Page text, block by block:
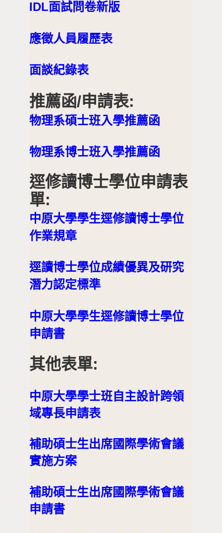
IDL面試問卷新版
應徵人員履歷表
面談紀錄表
推薦函/申請表:
物理系碩士班入學推薦函
物理系博士班入學推薦函
逕修讀博士學位申請表
單:
中原大學學生逕修讀博士學位
作業規章
逕讀博士學位成績優異及研究
潛力認定標準
中原大學學生逕修讀博士學位
申請書
其他表單:
中原大學學士班自主設計跨領
域專長申請表
補助碩士生出席國際學術會議
實施方案
補助碩士生出席國際學術會議
申請書